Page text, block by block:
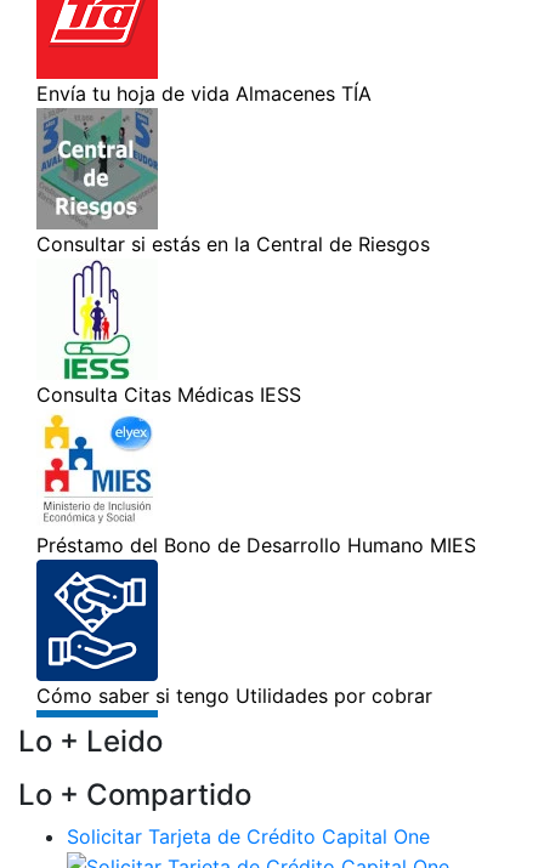
Lo + Leido
Lo + Compartido
Solicitar Tarjeta de Crédito Capital One